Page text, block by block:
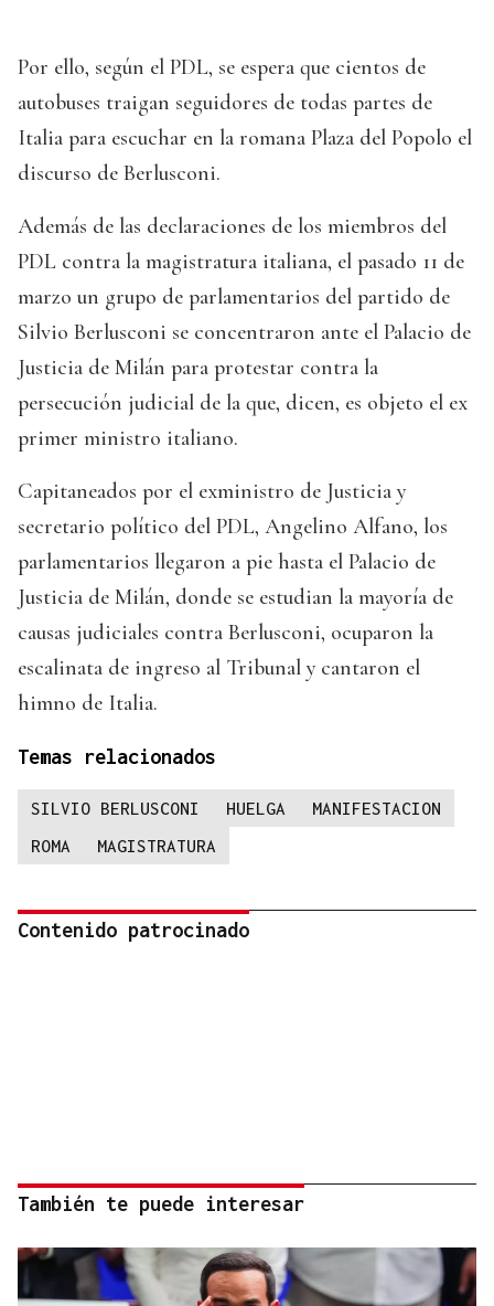
Por ello, según el PDL, se espera que cientos de
autobuses traigan seguidores de todas partes de
Italia para escuchar en la romana Plaza del Popolo el
discurso de Berlusconi.
Además de las declaraciones de los miembros del
PDL contra la magistratura italiana, el pasado 11 de
marzo un grupo de parlamentarios del partido de
Silvio Berlusconi se concentraron ante el Palacio de
Justicia de Milán para protestar contra la
persecución judicial de la que, dicen, es objeto el ex
primer ministro italiano.
Capitaneados por el exministro de Justicia y
secretario político del PDL, Angelino Alfano, los
parlamentarios llegaron a pie hasta el Palacio de
Justicia de Milán, donde se estudian la mayoría de
causas judiciales contra Berlusconi, ocuparon la
escalinata de ingreso al Tribunal y cantaron el
himno de Italia.
Temas relacionados
SILVIO BERLUSCONI HUELGA
MANIFESTACION
ROMA
MAGISTRATURA
Contenido patrocinado
También te puede interesar